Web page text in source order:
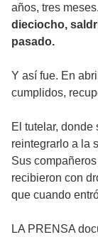
años, tres meses.
dieciocho,
pasado.
Y así fue. En
cumplidos,
El tutelar, donde
reintegrarlo a la
Sus
recibieron con
que cuando
LA PRENSA